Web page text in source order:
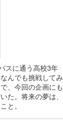
スに向けて開発中
スに通う高校3年
んでも挑戦してみ
、今回の企画にも
た。将来の夢は、
と。